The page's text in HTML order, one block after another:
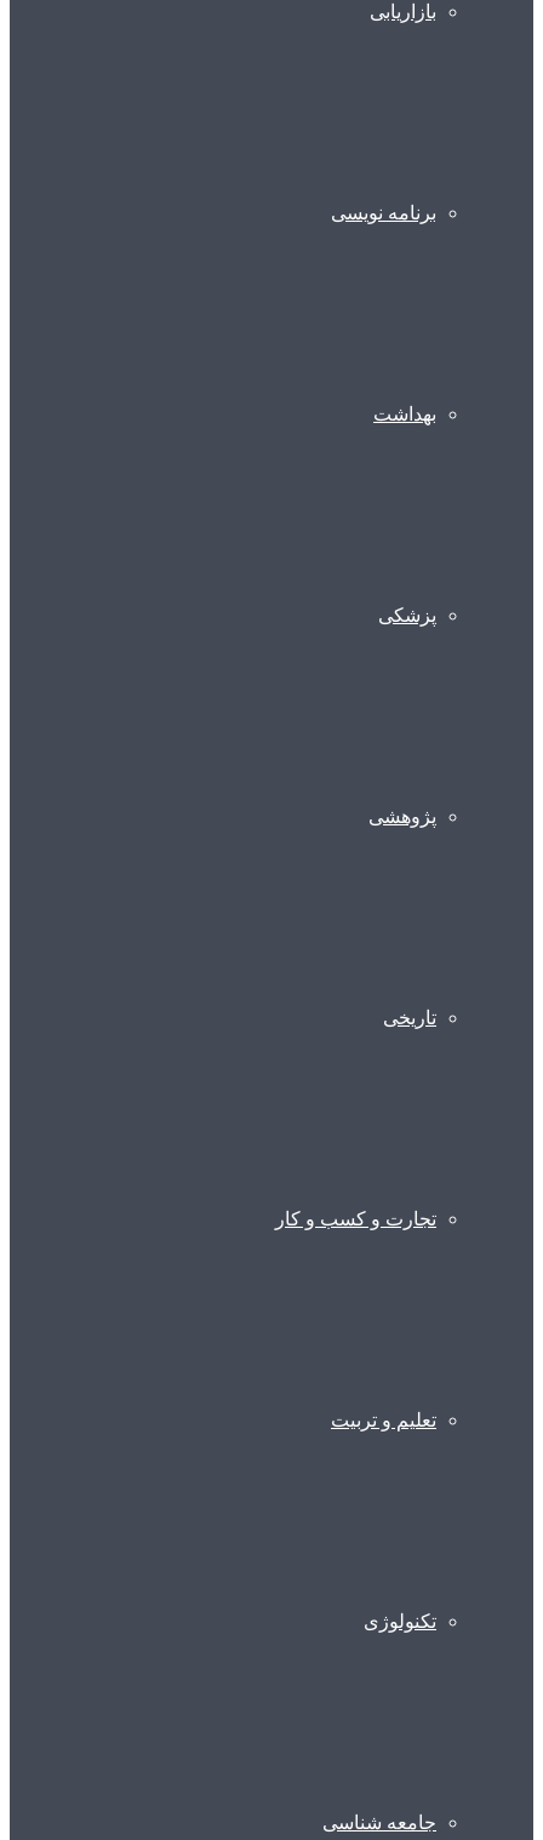
بازاریابی
برنامه نویسی
بهداشت
پزشکی
پژوهشی
تاریخی
تجارت و کسب و کار
تعلیم و تربیت
تکنولوژی
جامعه شناسی